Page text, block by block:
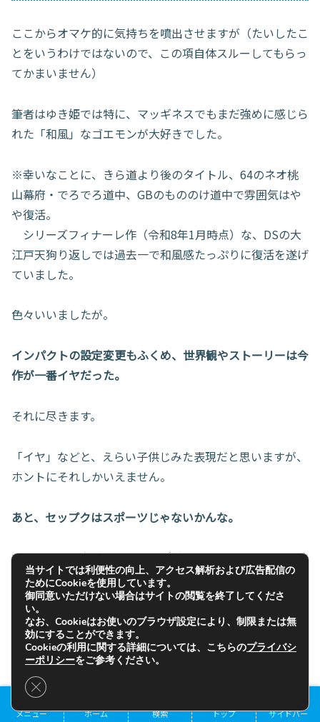
ここからオマケ的に気持ちを噴出させますが（たいしたこ
とをいうわけではないので、この項自体スルーしてもらっ
てかまいません）
筆者はゆき姫では特に、マッギネスでもまだ強めに感じら
れた「和風」なゴエモンが大好きでした。
※幸いなことに、きら道より後のタイトル、64のネオ桃
山幕府・でろでろ道中、GBのもののけ道中で雰囲気はや
や復活。
シリーズフィナーレ作（令和8年1月時点）な、DSの大
江戸天狗り返しでは過去一で和風感たっぷりに復活を遂げ
ていました。
色々いいましたが。
インパクトの設定変更もふくめ、世界観やストーリーは今
作が一番イヤだった。
それに尽きます。
「イヤ」などと、えらい子供じみた表現だと思いますが、
ホントにそれしかいえません。
あと、セップクはスポーツじゃないかんな。
でもセップク丸がラストでいざ「ソレ」をやっちまった時
のセリフは、勢いがありすぎて思わず吹き出してしまいま
した。
「いてえええええーーーっ！！」
そりゃそうだ。
メニュー ホーム 検索 トップ サイドバー
当サイトでは利便性の向上、アクセス解析および広告配信の
ためにCookieを使用しています。
御同意いただけない場合はサイトの閲覧を終了してくださ
い。
なお、Cookieはお使いのブラウザ設定により、制限または無
効にすることができます。
Cookieの利用に関する詳細については、こちらのプライバシ
ーポリシーをご参考ください。
Close GDPR Cookie Banner
目次